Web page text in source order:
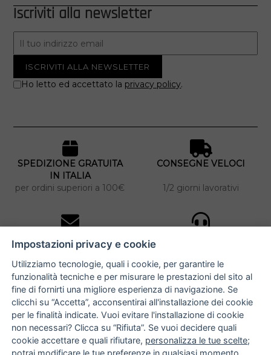
Iscriviti alla newsletter
Ho letto ed accettato la privacy policy.
SPEDIZIONE GRATUITA
IN ITALIA
per ordini superiori a 100€
CONSEGNE VELOCI
1/2 giorni lavorativi
iscriviti alla newsletter
per tutti gli ordini
NUCCIA COSTANTINO
via Argiro 112/114 - 70122 Bari
Impostazioni privacy e cookie
Utilizziamo tecnologie, quali i cookie, per garantire le
funzionalità tecniche e per misurare le prestazioni del sito al
fine di fornirti una migliore esperienza di navigazione. Se
clicchi su “Accetta”, acconsentirai all'installazione dei cookie
per le finalità indicate. Vuoi evitare l'installazione di cookie
non necessari? Clicca su “Rifiuta”. Se vuoi decidere quali
cookie accettare e quali rifiutare, personalizza le tue scelte;